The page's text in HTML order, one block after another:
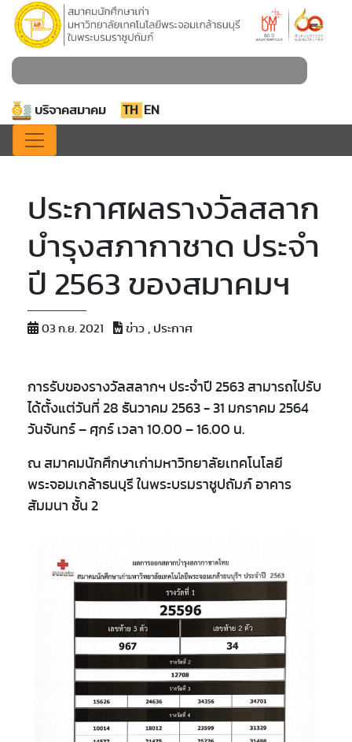
บริจาคสมาคม TH EN
ประกาศผลรางวัลสลาก
บำรุงสภากาชาด ประจำ
ปี 2563 ของสมาคมฯ
03 ก.ย. 2021 ข่าว , ประกาศ
การรับของรางวัลสลากฯ​ ประจำปี​ 2563​ สามารถ​ไปรับ
ได้ตั้งแต่วันที่ 28 ธันวาคม​ 2563​ -​ 31​ มกราคม​ 2564​
วันจันทร์ – ศุกร์ เวลา 10.00 – 16.00​ น.​
ณ​ สมาคมนักศึกษาเก่ามหาวิทยาลัยเทคโนโลยี
พระจอมเกล้าธนบุรี ในพระบรมราชูปถัมภ์ อาคาร
สัมมนา​ ชั้น​ 2